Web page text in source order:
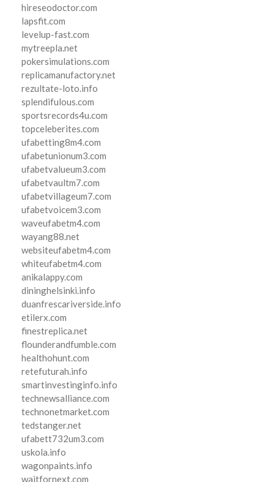
hireseodoctor.com
lapsfit.com
levelup-fast.com
mytreepla.net
pokersimulations.com
replicamanufactory.net
rezultate-loto.info
splendifulous.com
sportsrecords4u.com
topceleberites.com
ufabetting8m4.com
ufabetunionum3.com
ufabetvalueum3.com
ufabetvaultm7.com
ufabetvillageum7.com
ufabetvoicem3.com
waveufabetm4.com
wayang88.net
websiteufabetm4.com
whiteufabetm4.com
anikalappy.com
dininghelsinki.info
duanfrescariverside.info
etilerx.com
finestreplica.net
flounderandfumble.com
healthohunt.com
retefuturah.info
smartinvestinginfo.info
technewsalliance.com
technonetmarket.com
tedstanger.net
ufabett732um3.com
uskola.info
wagonpaints.info
waitfornext.com